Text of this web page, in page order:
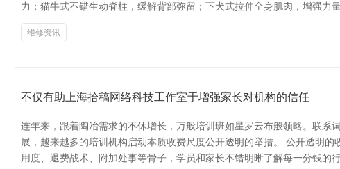
力；猫牛式不错生动脊柱，缓解背部弥留；下犬式拉伸全身肌肉，增强
维修资讯
不仅有助上海拾稿网络科技工作室于增强家长对机构的信任
连年来，跟着陶冶需求的不休增长，万般培训班如星罗云布般领略。联
展，越来越多的培训机构启动本质收费尺度公开透明的举措。 公开透明
用度、退费战术、附加处事等骨子，学员和家长不错明晰了解每一分钱